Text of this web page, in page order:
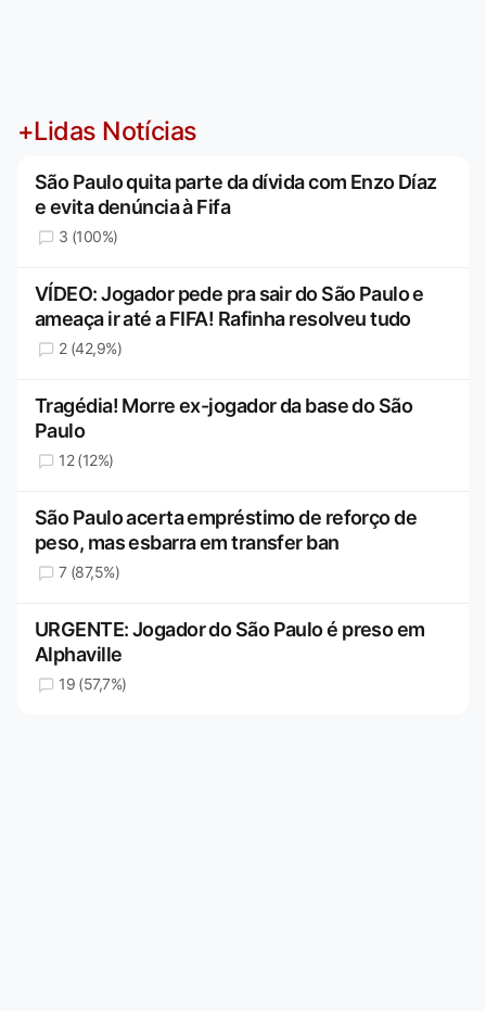
+Lidas Notícias
São Paulo quita parte da dívida com Enzo Díaz
e evita denúncia à Fifa
3 (100%)
VÍDEO: Jogador pede pra sair do São Paulo e
ameaça ir até a FIFA! Rafinha resolveu tudo
2 (42,9%)
Tragédia! Morre ex-jogador da base do São
Paulo
12 (12%)
São Paulo acerta empréstimo de reforço de
peso, mas esbarra em transfer ban
7 (87,5%)
URGENTE: Jogador do São Paulo é preso em
Alphaville
19 (57,7%)